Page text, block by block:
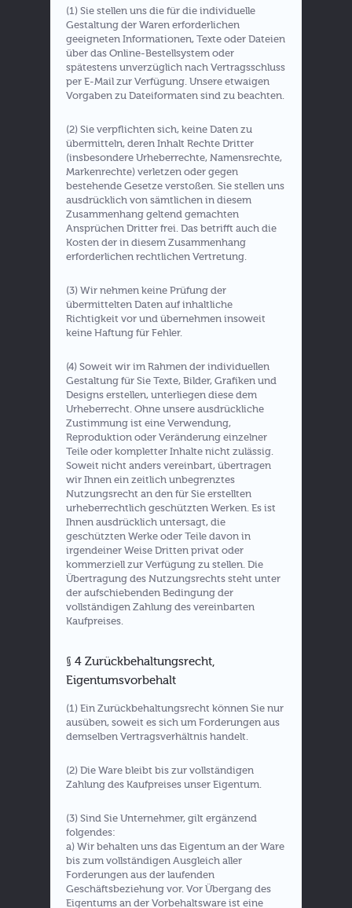
(1) Sie stellen uns die für die individuelle
Gestaltung der Waren erforderlichen
geeigneten Informationen, Texte oder Dateien
über das Online-Bestellsystem oder
spätestens unverzüglich nach Vertragsschluss
per E-Mail zur Verfügung. Unsere etwaigen
Vorgaben zu Dateiformaten sind zu beachten.
(2) Sie verpflichten sich, keine Daten zu
übermitteln, deren Inhalt Rechte Dritter
(insbesondere Urheberrechte, Namensrechte,
Markenrechte) verletzen oder gegen
bestehende Gesetze verstoßen. Sie stellen uns
ausdrücklich von sämtlichen in diesem
Zusammenhang geltend gemachten
Ansprüchen Dritter frei. Das betrifft auch die
Kosten der in diesem Zusammenhang
erforderlichen rechtlichen Vertretung.
(3) Wir nehmen keine Prüfung der
übermittelten Daten auf inhaltliche
Richtigkeit vor und übernehmen insoweit
keine Haftung für Fehler.
(4) Soweit wir im Rahmen der individuellen
Gestaltung für Sie Texte, Bilder, Grafiken und
Designs erstellen, unterliegen diese dem
Urheberrecht. Ohne unsere ausdrückliche
Zustimmung ist eine Verwendung,
Reproduktion oder Veränderung einzelner
Teile oder kompletter Inhalte nicht zulässig.
Soweit nicht anders vereinbart, übertragen
wir Ihnen ein zeitlich unbegrenztes
Nutzungsrecht an den für Sie erstellten
urheberrechtlich geschützten Werken. Es ist
Ihnen ausdrücklich untersagt, die
geschützten Werke oder Teile davon in
irgendeiner Weise Dritten privat oder
kommerziell zur Verfügung zu stellen. Die
Übertragung des Nutzungsrechts steht unter
der aufschiebenden Bedingung der
vollständigen Zahlung des vereinbarten
Kaufpreises.
§ 4 Zurückbehaltungsrecht,
Eigentumsvorbehalt
(1) Ein Zurückbehaltungsrecht können Sie nur
ausüben, soweit es sich um Forderungen aus
demselben Vertragsverhältnis handelt.
(2) Die Ware bleibt bis zur vollständigen
Zahlung des Kaufpreises unser Eigentum.
(3) Sind Sie Unternehmer, gilt ergänzend
folgendes:
a) Wir behalten uns das Eigentum an der Ware
bis zum vollständigen Ausgleich aller
Forderungen aus der laufenden
Geschäftsbeziehung vor. Vor Übergang des
Eigentums an der Vorbehaltsware ist eine